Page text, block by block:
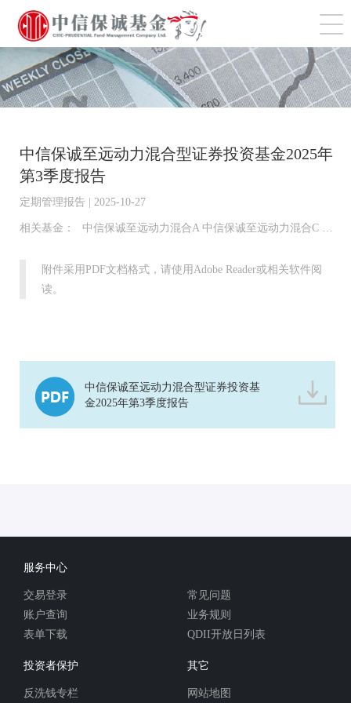
切
中信保诚至远动力混合型证券投资基金2025年
第3季度报告
定期管理报告 | 2025-10-27
相关基金： 中信保诚至远动力混合A 中信保诚至远动力混合C 中信保诚至远动力混合E
附件采用PDF文档格式，请使用Adobe Reader或相关软件阅
读。
中信保诚至远动力混合型证券投资基
金2025年第3季度报告
服务中心
交易登录
账户查询
表单下载
常见问题
业务规则
QDII开放日列表
投资者保护
反洗钱专栏
其它
网站地图